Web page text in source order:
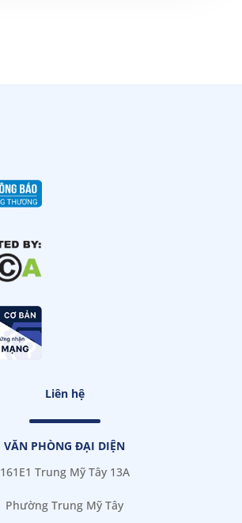
Liên hệ
VĂN PHÒNG ĐẠI DIỆN
161E1 Trung Mỹ Tây 13A
Phường Trung Mỹ Tây